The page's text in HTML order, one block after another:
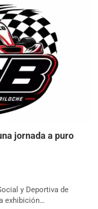
jornada a puro
y Deportiva de
exhibición…